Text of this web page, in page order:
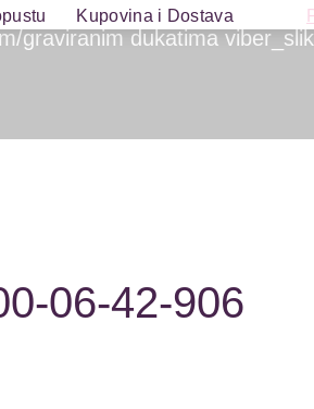
Kupovina i Dostava
graviranim dukatima
06-42-906